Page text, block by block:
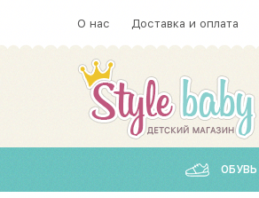
О нас Доставка и оплата
ОБУВЬ